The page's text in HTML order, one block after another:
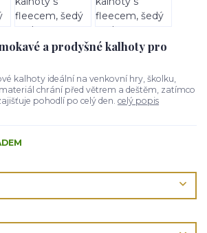
a prodyšné kalhoty pro
kalhoty ideální na venkovní hry, školku,
chrání před větrem a deštěm, zatímco
pohodlí po celý den. celý popis